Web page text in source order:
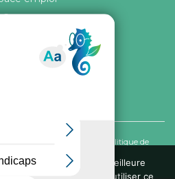
Contact
Politique de
pour vous garantir la meilleure
Si vous continuez à utiliser ce